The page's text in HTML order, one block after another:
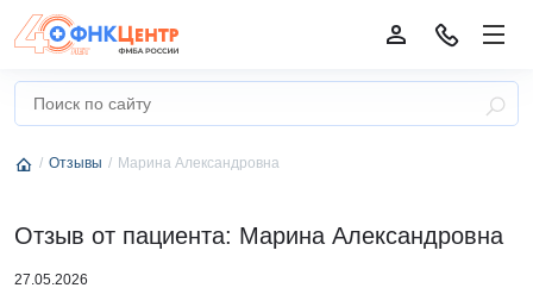
Отзывы Марина Александровна
Отзыв от пациента: Марина Александровна
27.05.2026